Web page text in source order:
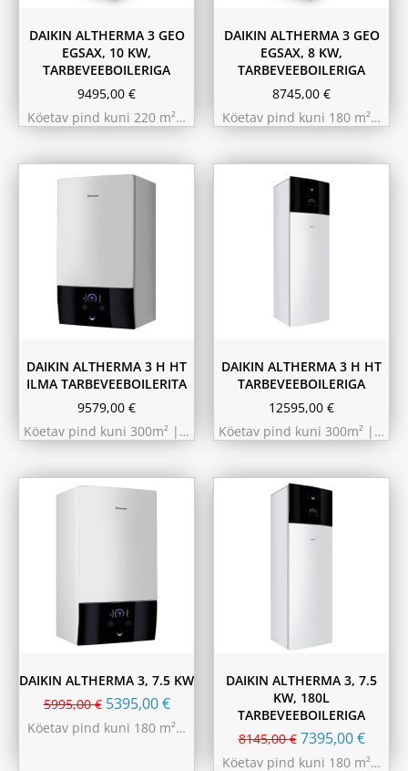
DAIKIN ALTHERMA 3 GEO
EGSAX, 10 KW,
TARBEVEEBOILERIGA
9495,00 €
Köetav pind kuni 220 m²…
DAIKIN ALTHERMA 3 GEO
EGSAX, 8 KW,
TARBEVEEBOILERIGA
8745,00 €
Köetav pind kuni 180 m²…
10.44 kW 260m²
9.75 kW 220m²
DAIKIN ALTHERMA 3 H HT
ILMA TARBEVEEBOILERITA
9579,00 €
Köetav pind kuni 300m² |…
230L
DAIKIN ALTHERMA 3 H HT
TARBEVEEBOILERIGA
12595,00 €
Köetav pind kuni 300m² |…
DAIKIN ALTHERMA 3, 7.5 KW
5995,00€ 5395,00€
Köetav pind kuni 180 m²…
DAIKIN ALTHERMA 3, 7.5
KW, 180L
TARBEVEEBOILERIGA
8145,00€ 7395,00€
Köetav pind kuni 180 m²…